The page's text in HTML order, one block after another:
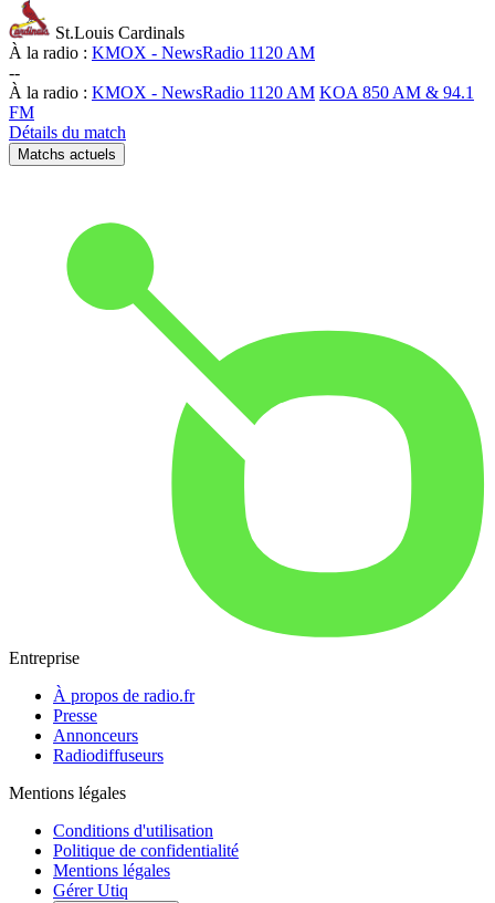
St.Louis Cardinals
À la radio : KMOX - NewsRadio 1120 AM
--
À la radio : KMOX - NewsRadio 1120 AM KOA 850 AM & 94.1
FM
Détails du match
Matchs actuels
Entreprise
À propos de radio.fr
Presse
Annonceurs
Radiodiffuseurs
Mentions légales
Conditions d'utilisation
Politique de confidentialité
Mentions légales
Gérer Utiq